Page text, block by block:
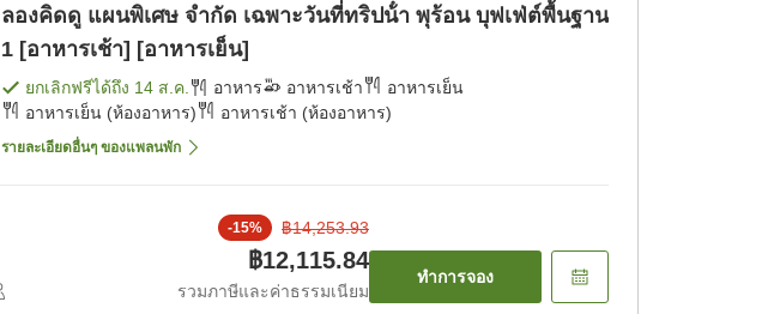
ลองคิดดู แผนพิเศษ จํากัด เฉพาะวันที่ทริปน้ํา พุร้อน บุฟเฟ่ต์พื้นฐาน
1 [อาหารเช้า] [อาหารเย็น]
ยกเลิกฟรีได้ถึง 14 ส.ค. อาหาร อาหารเช้า
อาหารเย็น
อาหารเย็น (ห้องอาหาร)
อาหารเช้า (ห้องอาหาร)
รายละเอียดอื่นๆ ของแพลนพัก
-15% ฿14,253.93
฿12,115.84
รวมภาษีและค่าธรรมเนียม
ทำการจอง